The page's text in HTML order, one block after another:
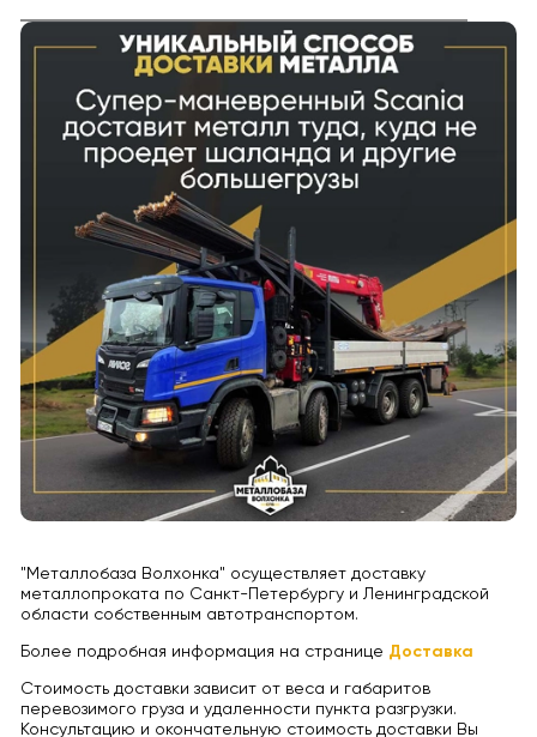
"Металлобаза Волхонка" осуществляет доставку
металлопроката по Санкт-Петербургу и Ленинградской
области собственным автотранспортом.
Более подробная информация на странице Доставка
Стоимость доставки зависит от веса и габаритов
перевозимого груза и удаленности пункта разгрузки.
Консультацию и окончательную стоимость доставки Вы